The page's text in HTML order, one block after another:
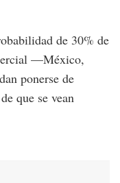
de 30% de
—México,
ponerse de
que se vean